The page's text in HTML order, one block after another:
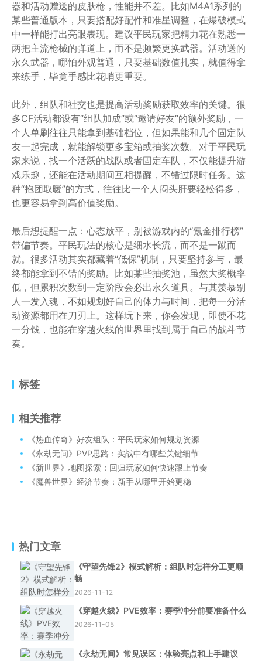
器和活动赠送的皮肤枪，性能并不差。比如M4A1系列的
某些普通版本，只要搭配好配件和准星调整，在爆破模式
中一样能打出亮眼表现。建议平民玩家把精力花在熟悉一
两把主流枪械的弹道上，而不是频繁更换武器。活动送的
永久武器，哪怕外观普通，只要基础数值扎实，就值得拿
来练手，毕竟手感比花哨更重要。
此外，组队和社交也是提高活动奖励获取效率的关键。很
多CF活动都设有“组队加成”或“邀请好友”的额外奖励，一
个人单刷往往只能拿到基础档位，但如果能和几个固定队
友一起完成，就能解锁更多宝箱或抽奖次数。对于平民玩
家来说，找一个活跃的战队或者固定车队，不仅能提升游
戏乐趣，还能在活动期间互相提醒，不错过限时任务。这
种“抱团取暖”的方式，往往比一个人闷头肝要轻松得多，
也更容易拿到高价值奖励。
最后想提醒一点：心态放平，别被游戏内的“氪金排行榜”
带偏节奏。平民玩法的核心是细水长流，而不是一蹴而
就。很多活动其实都藏着“低保”机制，只要坚持参与，最
终都能拿到不错的奖励。比如某些抽奖池，虽然大奖概率
低，但累积次数到一定阶段会必出永久道具。与其羡慕别
人一发入魂，不如规划好自己的体力与时间，把每一分活
动资源都用在刀刃上。这样玩下来，你会发现，即使不花
一分钱，也能在穿越火线的世界里找到属于自己的战斗节
奏。
标签
相关推荐
《热血传奇》好友组队：平民玩家如何规划资源
《永劫无间》PVP思路：实战中有哪些关键细节
《新世界》地图探索：回归玩家如何快速跟上节奏
《魔兽世界》经济节奏：新手从哪里开始更稳
热门文章
《守望先锋2》模式解析：组队时怎样分工更顺
畅
2026-11-12
《穿越火线》PVE效率：赛季冲分前要准备什么
2026-11-05
《永劫无间》常见误区：体验亮点和上手建议